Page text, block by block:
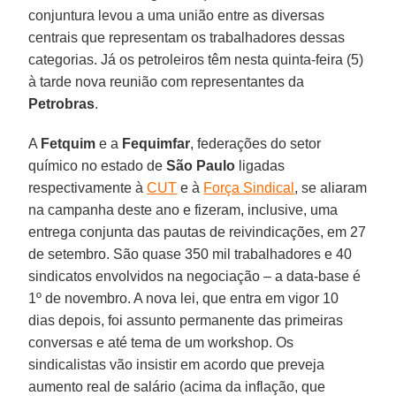
conjuntura levou a uma união entre as diversas
centrais que representam os trabalhadores dessas
categorias. Já os petroleiros têm nesta quinta-feira (5)
à tarde nova reunião com representantes da
Petrobras.
A Fetquim e a Fequimfar, federações do setor
químico no estado deSão Paulo ligadas
respectivamente àCUT e à Força Sindical , se aliaram
na campanha deste ano e fizeram, inclusive, uma
entrega conjunta das pautas de reivindicações, em 27
de setembro. São quase 350 mil trabalhadores e 40
sindicatos envolvidos na negociação – a data-base é
1º de novembro. A nova lei, que entra em vigor 10
dias depois, foi assunto permanente das primeiras
conversas e até tema de um workshop. Os
sindicalistas vão insistir em acordo que preveja
aumento real de salário (acima da inflação, que